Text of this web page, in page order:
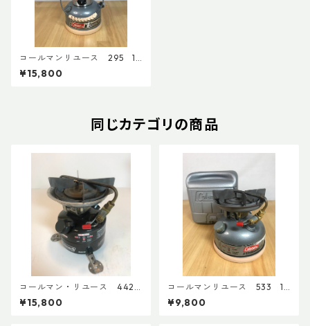
コールマンリユース 295 19
92年6月製 点検整備済 390
6
¥15,800
同じカテゴリの商品
コールマン・リユース 442
2009年2月製 点検整備
済 8688
¥15,800
コールマンリユース 533 19
92年11月製 点検整備済 395
0
¥9,800